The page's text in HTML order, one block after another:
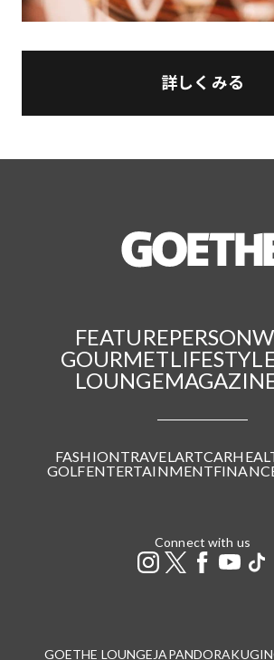
詳しくみる
FEATUREPERSON
GOURMET
LOUNGE
FASHIONTRAVELARTCAR
GOLFENTERTAINMENT
Connect with us
GOETHE LOUNGE JAPANDORAKU